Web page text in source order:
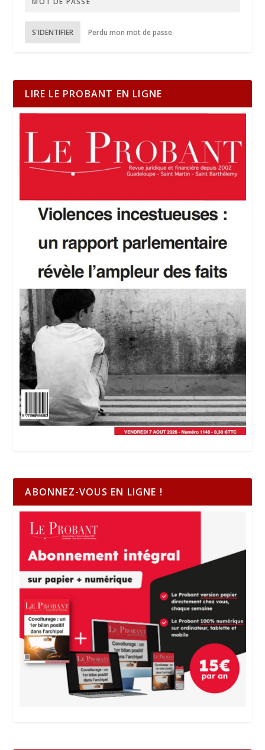
S'IDENTIFIER Perdu mon mot de passe
LIRE LE PROBANT EN LIGNE
ABONNEZ-VOUS EN LIGNE !